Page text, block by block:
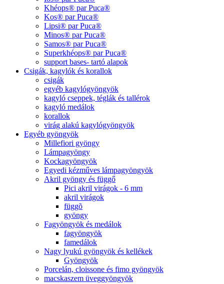
Khéops® par Puca®
Kos® par Puca®
Lipsi® par Puca®
Minos® par Puca®
Samos® par Puca®
Superkhéops® par Puca®
support bases- tartó alapok
Csigák, kagylók és korallok
csigák
egyéb kagylógyöngyök
kagyló cseppek, téglák és tallérok
kagyló medálok
korallok
virág alakú kagylógyöngyök
Egyéb gyöngyök
Millefiori gyöngy
Lámpagyöngy
Kockagyöngyök
Egyedi kézműves lámpagyöngyök
Akril gyöngy és függő
Pici akril virágok - 6 mm
akril virágok
függõ
gyöngy
Fagyöngyök és medálok
fagyöngyök
famedálok
Nagy lyukú gyöngyök és kellékek
Gyöngyök
Porcelán, cloissone és fimo gyöngyök
macskaszem üveggyöngyök